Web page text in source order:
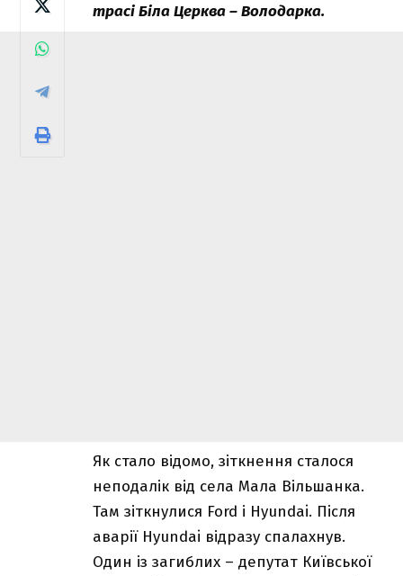
трасі Біла Церква – Володарка.
Як стало відомо, зіткнення сталося
неподалік від села Мала Вільшанка.
Там зіткнулися Ford і Hyundai. Після
аварії Hyundai відразу спалахнув.
Один із загиблих – депутат Київської